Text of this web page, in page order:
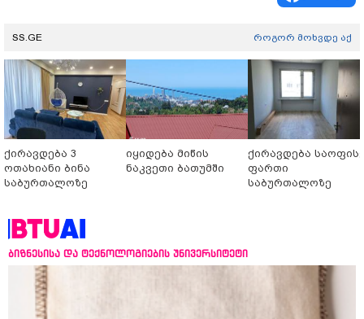
SS.GE როგორ მოხვდე აქ
ქირავდება 3
ოთახიანი ბინა
საბურთალოზე
იყიდება მიწის
ნაკვეთი ბათუმში
ქირავდება
ფართი
საბურთალოზე
ბიზნესისა და ტექნოლოგიების უნივერსიტეტი